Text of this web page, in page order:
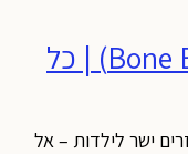
מתכון למרק עצמות (Bone Broth) | כל
ישר לילדות – אל